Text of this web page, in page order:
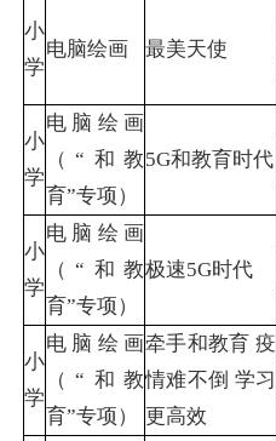
小
学
电脑绘画 最美天使
小
学
电脑绘画
（“和教
育”专项）
5G和教育时代
小
学
电脑绘画
（“和教
育”专项）
极速5G时代
小
学
电脑绘画
（“和教
育”专项）
牵手和教育 疫
情难不倒 学习
更高效